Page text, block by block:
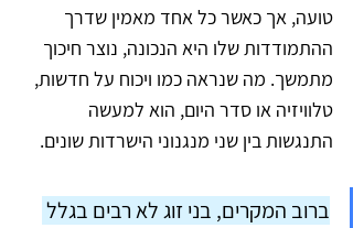
טועה, אך כאשר כל אחד מאמין שדרך
ההתמודדות שלו היא הנכונה, נוצר חיכוך
מתמשך. מה שנראה כמו ויכוח על חדשות,
טלוויזיה או סדר היום, הוא למעשה
התנגשות בין שני מנגנוני הישרדות שונים.
ברוב המקרים, בני זוג לא רבים בגלל